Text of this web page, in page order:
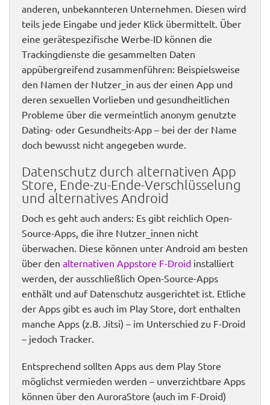
anderen, unbekannteren Unternehmen. Diesen wird
teils jede Eingabe und jeder Klick übermittelt. Über
eine gerätespezifische Werbe-ID können die
Trackingdienste die gesammelten Daten
appübergreifend zusammenführen: Beispielsweise
den Namen der Nutzer_in aus der einen App und
deren sexuellen Vorlieben und gesundheitlichen
Probleme über die vermeintlich anonym genutzte
Dating- oder Gesundheits-App – bei der der Name
doch bewusst nicht angegeben wurde.
Datenschutz durch alternativen App
Store, Ende-zu-Ende-Verschlüsselung
und alternatives Android
Doch es geht auch anders: Es gibt reichlich Open-
Source-Apps, die ihre Nutzer_innen nicht
überwachen. Diese können unter Android am besten
über den alternativen Appstore F-Droid installiert
werden, der ausschließlich Open-Source-Apps
enthält und auf Datenschutz ausgerichtet ist. Etliche
der Apps gibt es auch im Play Store, dort enthalten
manche Apps (z.B. Jitsi) – im Unterschied zu F-Droid
– jedoch Tracker.
Entsprechend sollten Apps aus dem Play Store
möglichst vermieden werden – unverzichtbare Apps
können über den AuroraStore (auch im F-Droid)